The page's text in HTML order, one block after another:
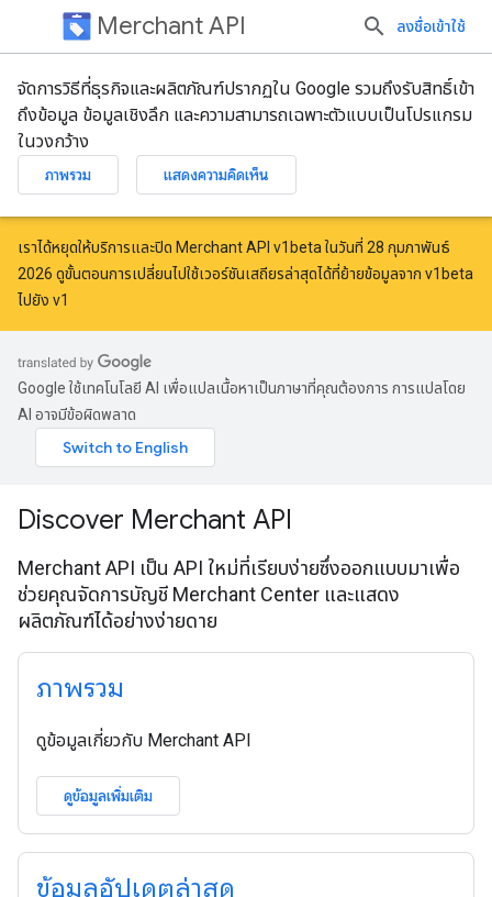
Merchant API ลงชื่อเข้าใช้
จัดการวิธีที่ธุรกิจและผลิตภัณฑ์ปรากฏใน Google รวมถึงรับสิทธิ์เข้า
ถึงข้อมูล ข้อมูลเชิงลึก และความสามารถเฉพาะตัวแบบเป็นโปรแกรม
ในวงกว้าง
ภาพรวม แสดงความคิดเห็น
เราได้หยุดให้บริการและปิด Merchant API v1beta ในวันที่ 28 กุมภาพันธ์
2026 ดูขั้นตอนการเปลี่ยนไปใช้เวอร์ชันเสถียรล่าสุดได้ที่ย้ายข้อมูลจาก v1beta
ไปยัง v1
Google ใช้เทคโนโลยี AI เพื่อแปลเนื้อหาเป็นภาษาที่คุณต้องการ การแปลโดย
AI อาจมีข้อผิดพลาด
Discover Merchant API
Merchant API เป็น API ใหม่ที่เรียบง่ายซึ่งออกแบบมาเพื่อ
ช่วยคุณจัดการบัญชี Merchant Center และแสดง
ผลิตภัณฑ์ได้อย่างง่ายดาย
ภาพรวม
ดูข้อมูลเกี่ยวกับ Merchant API
ดูข้อมูลเพิ่มเติม
ข้อมูลอัปเดตล่าสุด